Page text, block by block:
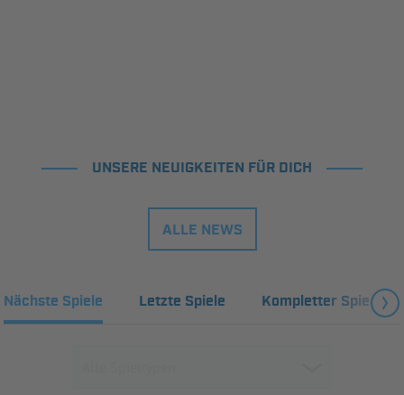
UNSERE NEUIGKEITEN FÜR DICH
ALLE NEWS
Nächste Spiele Letzte Spiele Kompletter Spielplan